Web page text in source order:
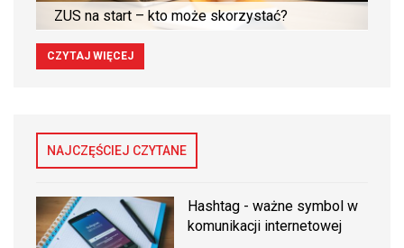
ZUS na start – kto może skorzystać?
CZYTAJ WIĘCEJ
NAJCZĘŚCIEJ CZYTANE
Hashtag - ważne symbol w
komunikacji internetowej